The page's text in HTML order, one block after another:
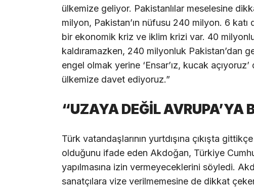
ülkemize geliyor. Pakistanlılar meselesine
milyon, Pakistan’ın nüfusu 240 milyon. 6
bir ekonomik kriz ve iklim krizi var. 40
kaldıramazken, 240 milyonluk Pakistan’dan
engel olmak yerine ‘Ensar’ız, kucak
ülkemize davet ediyoruz.”
“UZAYA DEĞİL AVRUPA’YA
Türk vatandaşlarının yurtdışına çıkışta
olduğunu ifade eden Akdoğan, Türkiye
yapılmasına izin vermeyeceklerini söyledi.
sanatçılara vize verilmemesine de dikkat